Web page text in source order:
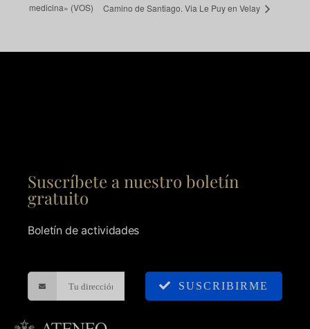
medicina» (VOS) Camino de Santiago. Via Le Puy en Velay
Suscríbete a nuestro boletín
gratuito
Boletín de actividades
SUSCRIBIRME